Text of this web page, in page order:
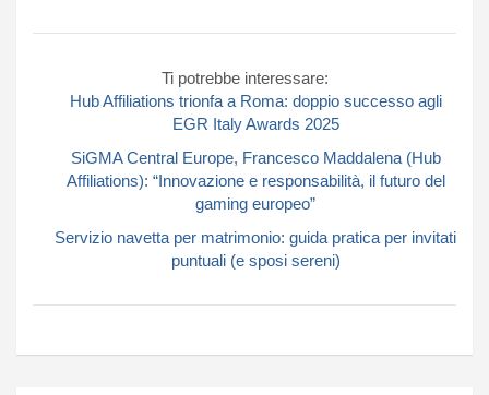
Ti potrebbe interessare:
Hub Affiliations trionfa a Roma: doppio successo agli
EGR Italy Awards 2025
SiGMA Central Europe, Francesco Maddalena (Hub
Affiliations): “Innovazione e responsabilità, il futuro del
gaming europeo”
Servizio navetta per matrimonio: guida pratica per invitati
puntuali (e sposi sereni)